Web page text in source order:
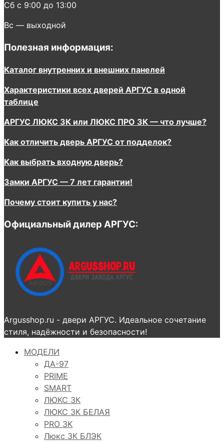
Сб с 9:00 до 13:00
Вс — выходной
Полезная информация:
Каталог внутренних и внешних панелей
Характеристики всех дверей АРГУС в одной
таблице
АРГУС ЛЮКС 3К или ЛЮКС ПРО 3К — что лучше?
Как отличить дверь АРГУС от подделок?
Как выбрать входную дверь?
Замки АРГУС — 7 лет гарантии!
Почему стоит купить у нас?
Официальный дилер АРГУС:
Argusshop.ru - двери АРГУС. Идеальное сочетание
стиля, надёжности и безопасности!
МОДЕЛИ
ДА-97
PRIME
SMART
ЛЮКС 3К
ЛЮКС 3К БЕЛАЯ
PRO 3K
Люкс 3К БЛЭК